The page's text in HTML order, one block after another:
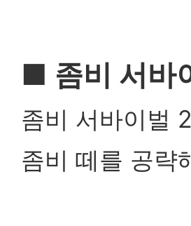
■ 좀비 서바
좀비 서바이벌
좀비 떼를 공략